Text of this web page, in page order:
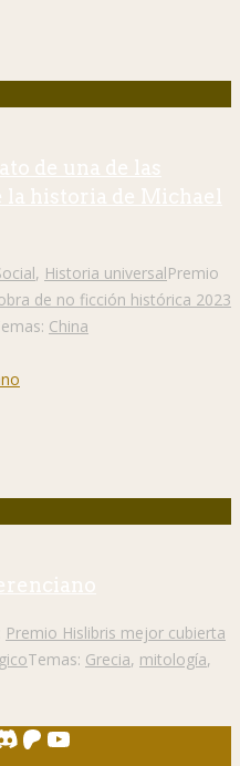
de una de las
la historia de Michael
, Historia universalPremio
de no ficción histórica 2023
China
Premio Hislibris mejor cubierta
Temas: Grecia, mitología,
Patreon
YouTube